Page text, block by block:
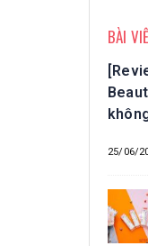
BÀI
25/06/